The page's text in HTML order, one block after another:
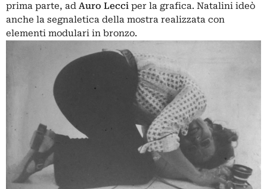
prima parte, ad Auro Lecci per la grafica. Natalini ideò
anche la segnaletica della mostra realizzata con
elementi modulari in bronzo.